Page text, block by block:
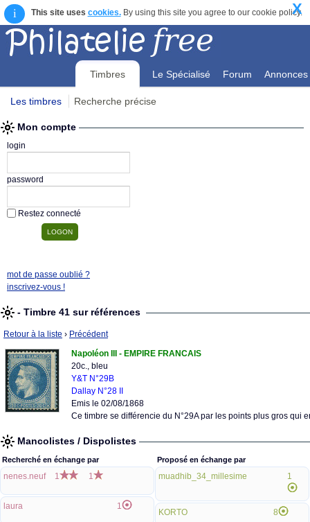
i This site uses cookies.By using this site you agree to our cookie policy.
X
Timbres Le Spécialisé Forum Annonces
Les timbres Recherche précise
Mon compte
login
password
Restez connecté
mot de passe oublié ?
inscrivez-vous !
- Timbre 41 sur références
Retour à la liste › Précédent
Napoléon III - EMPIRE FRANCAIS
20c., bleu
Y&T N°29B
Dallay N°28 II
Emis le 02/08/1868
Ce timbre se différencie du N°29A par les points plus gros qui
Mancolistes / Dispolistes
Recherché en échange par
nenes.neuf 1 1
laura 1
Proposé en échange par
muadhib_34_millesime 1
KORTO 8